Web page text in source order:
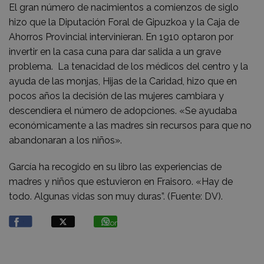
El gran número de nacimientos a comienzos de siglo
hizo que la Diputación Foral de Gipuzkoa y la Caja de
Ahorros Provincial intervinieran. En 1910 optaron por
invertir en la casa cuna para dar salida a un grave
problema. La tenacidad de los médicos del centro y la
ayuda de las monjas, Hijas de la Caridad, hizo que en
pocos años la decisión de las mujeres cambiara y
descendiera el número de adopciones. «Se ayudaba
económicamente a las madres sin recursos para que no
abandonaran a los niños».
García ha recogido en su libro las experiencias de
madres y niños que estuvieron en Fraisoro. «Hay de
todo. Algunas vidas son muy duras”. (Fuente: DV).
Compartir